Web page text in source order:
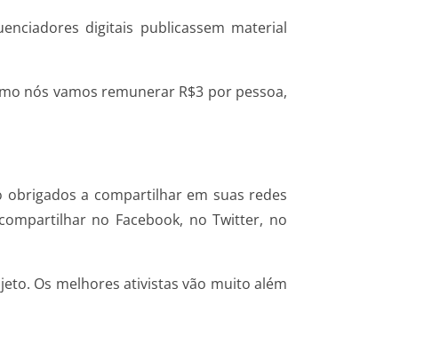
digitais publicassem material
nós vamos remunerar R$3 por pessoa,
obrigados a compartilhar em suas redes
no Facebook, no Twitter, no
Os melhores ativistas vão muito além